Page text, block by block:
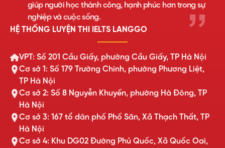
giúp người học thành công, hạnh phúc hơn trong sự
nghiệp và cuộc sống.
HỆ THỐNG LUYỆN THI IELTS LANGGO
VPT: Số 201 Cầu Giấy, phường Cầu Giấy, TP Hà Nội
Cơ sở 1: Số 179 Trường Chinh, phường Phương Liệt,
TP Hà Nội
Cơ sở 2: Số 8 Nguyễn Khuyến, phường Hà Đông, TP
Hà Nội
Cơ sở 3: 167 tổ dân phố Phố Săn, Xã Thạch Thất, TP
Hà Nội
Cơ sở 4: Khu DG02 Đường Phủ Quốc, Xã Quốc Oai,